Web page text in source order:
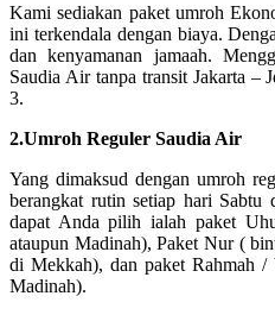
Kami sediakan paket umroh
ini terkendala dengan biaya.
dan kenyamanan jamaah.
Saudia Air tanpa transit Jakarta –
3.
2.Umroh Reguler Saudia Air
Yang dimaksud dengan umroh
berangkat rutin setiap hari
dapat Anda pilih ialah paket
ataupun Madinah), Paket Nur (
di Mekkah), dan paket Rahmah
Madinah).